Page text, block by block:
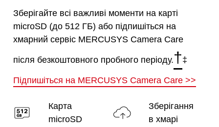
Зберігайте всі важливі моменти на карті
microSD (до 512 ГБ) або підпишіться на
хмарний сервіс MERCUSYS Camera Care
після безкоштовного пробного періоду.†‡
Підпишіться на MERCUSYS Camera Care >>
Карта
microSD
Зберігання
в хмарі